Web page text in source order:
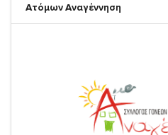
Ατόμων Αναγέννηση